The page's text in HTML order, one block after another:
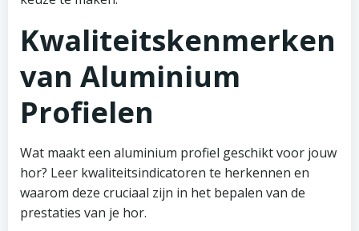
Kwaliteitskenmerken
van Aluminium
Profielen
Wat maakt een aluminium profiel geschikt voor jouw
hor? Leer kwaliteitsindicatoren te herkennen en
waarom deze cruciaal zijn in het bepalen van de
prestaties van je hor.